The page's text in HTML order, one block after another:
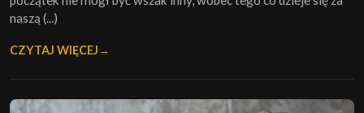
naszą (...)
CZYTAJ WIĘCEJ